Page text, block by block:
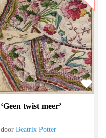
‘Geen twist meer’
doorBeatrix Potter